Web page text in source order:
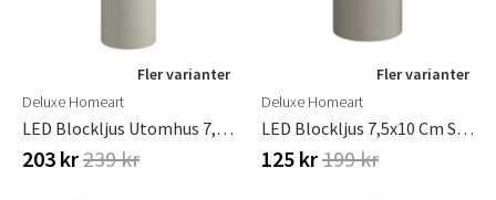
Sverige
Danmark
Fler varianter
Deluxe Homeart
LED Blockljus Utomhus 7,5x15 Cm Sand
203 kr239 kr
Fler varianter
Deluxe Homeart
LED Blockljus 7,5x10 Cm Sand
125 kr199 kr